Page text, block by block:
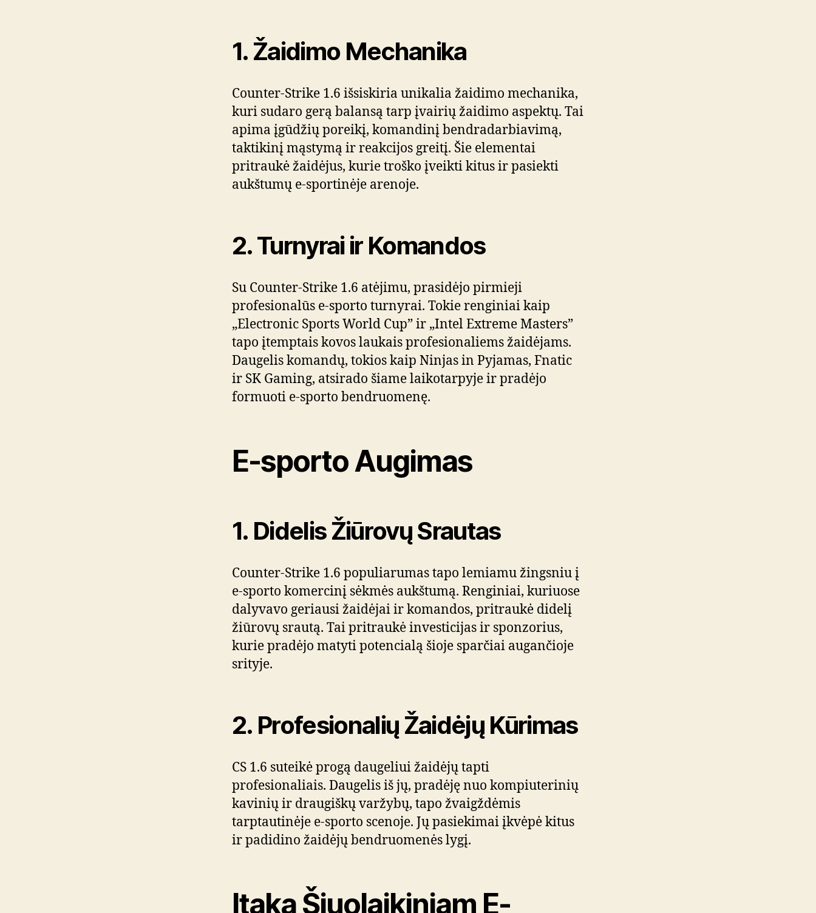
1. Žaidimo Mechanika
Counter-Strike 1.6 išsiskiria unikalia žaidimo mechanika,
kuri sudaro gerą balansą tarp įvairių žaidimo aspektų. Tai
apima įgūdžių poreikį, komandinį bendradarbiavimą,
taktikinį mąstymą ir reakcijos greitį. Šie elementai
pritraukė žaidėjus, kurie troško įveikti kitus ir pasiekti
aukštumų e-sportinėje arenoje.
2. Turnyrai ir Komandos
Su Counter-Strike 1.6 atėjimu, prasidėjo pirmieji
profesionalūs e-sporto turnyrai. Tokie renginiai kaip
„Electronic Sports World Cup” ir „Intel Extreme Masters”
tapo įtemptais kovos laukais profesionaliems žaidėjams.
Daugelis komandų, tokios kaip Ninjas in Pyjamas, Fnatic
ir SK Gaming, atsirado šiame laikotarpyje ir pradėjo
formuoti e-sporto bendruomenę.
E-sporto Augimas
1. Didelis Žiūrovų Srautas
Counter-Strike 1.6 populiarumas tapo lemiamu žingsniu į
e-sporto komercinį sėkmės aukštumą. Renginiai, kuriuose
dalyvavo geriausi žaidėjai ir komandos, pritraukė didelį
žiūrovų srautą. Tai pritraukė investicijas ir sponzorius,
kurie pradėjo matyti potencialą šioje sparčiai augančioje
srityje.
2. Profesionalių Žaidėjų Kūrimas
CS 1.6 suteikė progą daugeliui žaidėjų tapti
profesionaliais. Daugelis iš jų, pradėję nuo kompiuterinių
kavinių ir draugiškų varžybų, tapo žvaigždėmis
tarptautinėje e-sporto scenoje. Jų pasiekimai įkvėpė kitus
ir padidino žaidėjų bendruomenės lygį.
Įtaka Šiuolaikiniam E-